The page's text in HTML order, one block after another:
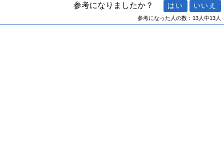
参考になりましたか？
参考になった人の数：13人中13人